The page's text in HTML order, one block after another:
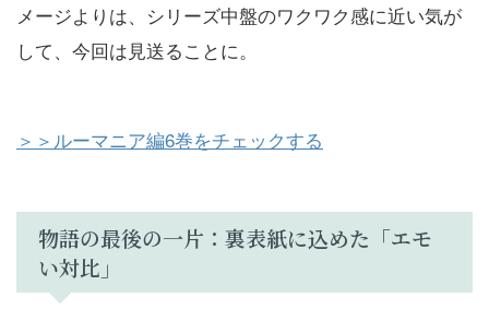
メージよりは、シリーズ中盤のワクワク感に近い気が
して、今回は見送ることに。
＞＞ルーマニア編6巻をチェックする
物語の最後の一片：裏表紙に込めた「エモ
い対比」